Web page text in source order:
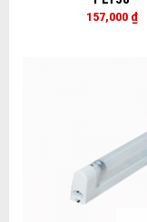
157,000 ₫